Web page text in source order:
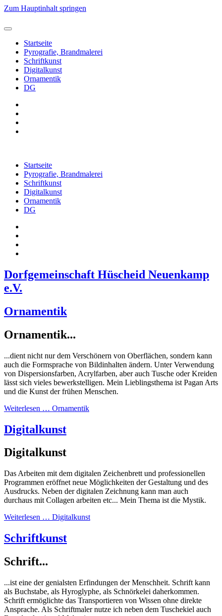
Zum Hauptinhalt springen
Startseite
Pyrografie, Brandmalerei
Schriftkunst
Digitalkunst
Ornamentik
DG
Startseite
Pyrografie, Brandmalerei
Schriftkunst
Digitalkunst
Ornamentik
DG
Dorfgemeinschaft Hüscheid Neuenkamp
e.V.
Ornamentik
Ornamentik...
...dient nicht nur dem Verschönern von Oberflächen, sondern kann
auch die Formsprache von Bildinhalten ändern. Unter Verwendung
von Dispersionsfarben, Acrylfarben, aber auch Tusche oder Kreiden
lässt sich vieles bewerkstelligen. Mein Lieblingsthema ist Pagan Arts
und die Kunst der frühen Menschen.
Weiterlesen … Ornamentik
Digitalkunst
Digitalkunst
Das Arbeiten mit dem digitalen Zeichenbrett und professionellen
Programmen eröffnet neue Möglichkeiten der Gestaltung und des
Ausdrucks. Neben der digitalen Zeichnung kann man auch
durchaus mit Collagen arbeiten etc... Mein Thema ist die Mystik.
Weiterlesen … Digitalkunst
Schriftkunst
Schrift...
...ist eine der genialsten Erfindungen der Menschheit. Schrift kann
als Buchstabe, als Hyroglyphe, als Schnörkelei daherkommen.
Schrift ermöglichte das Transportieren von Wissen ohne direkte
Ansprache. Als Schriftmaler nutze ich neben dem Tuschekiel auch